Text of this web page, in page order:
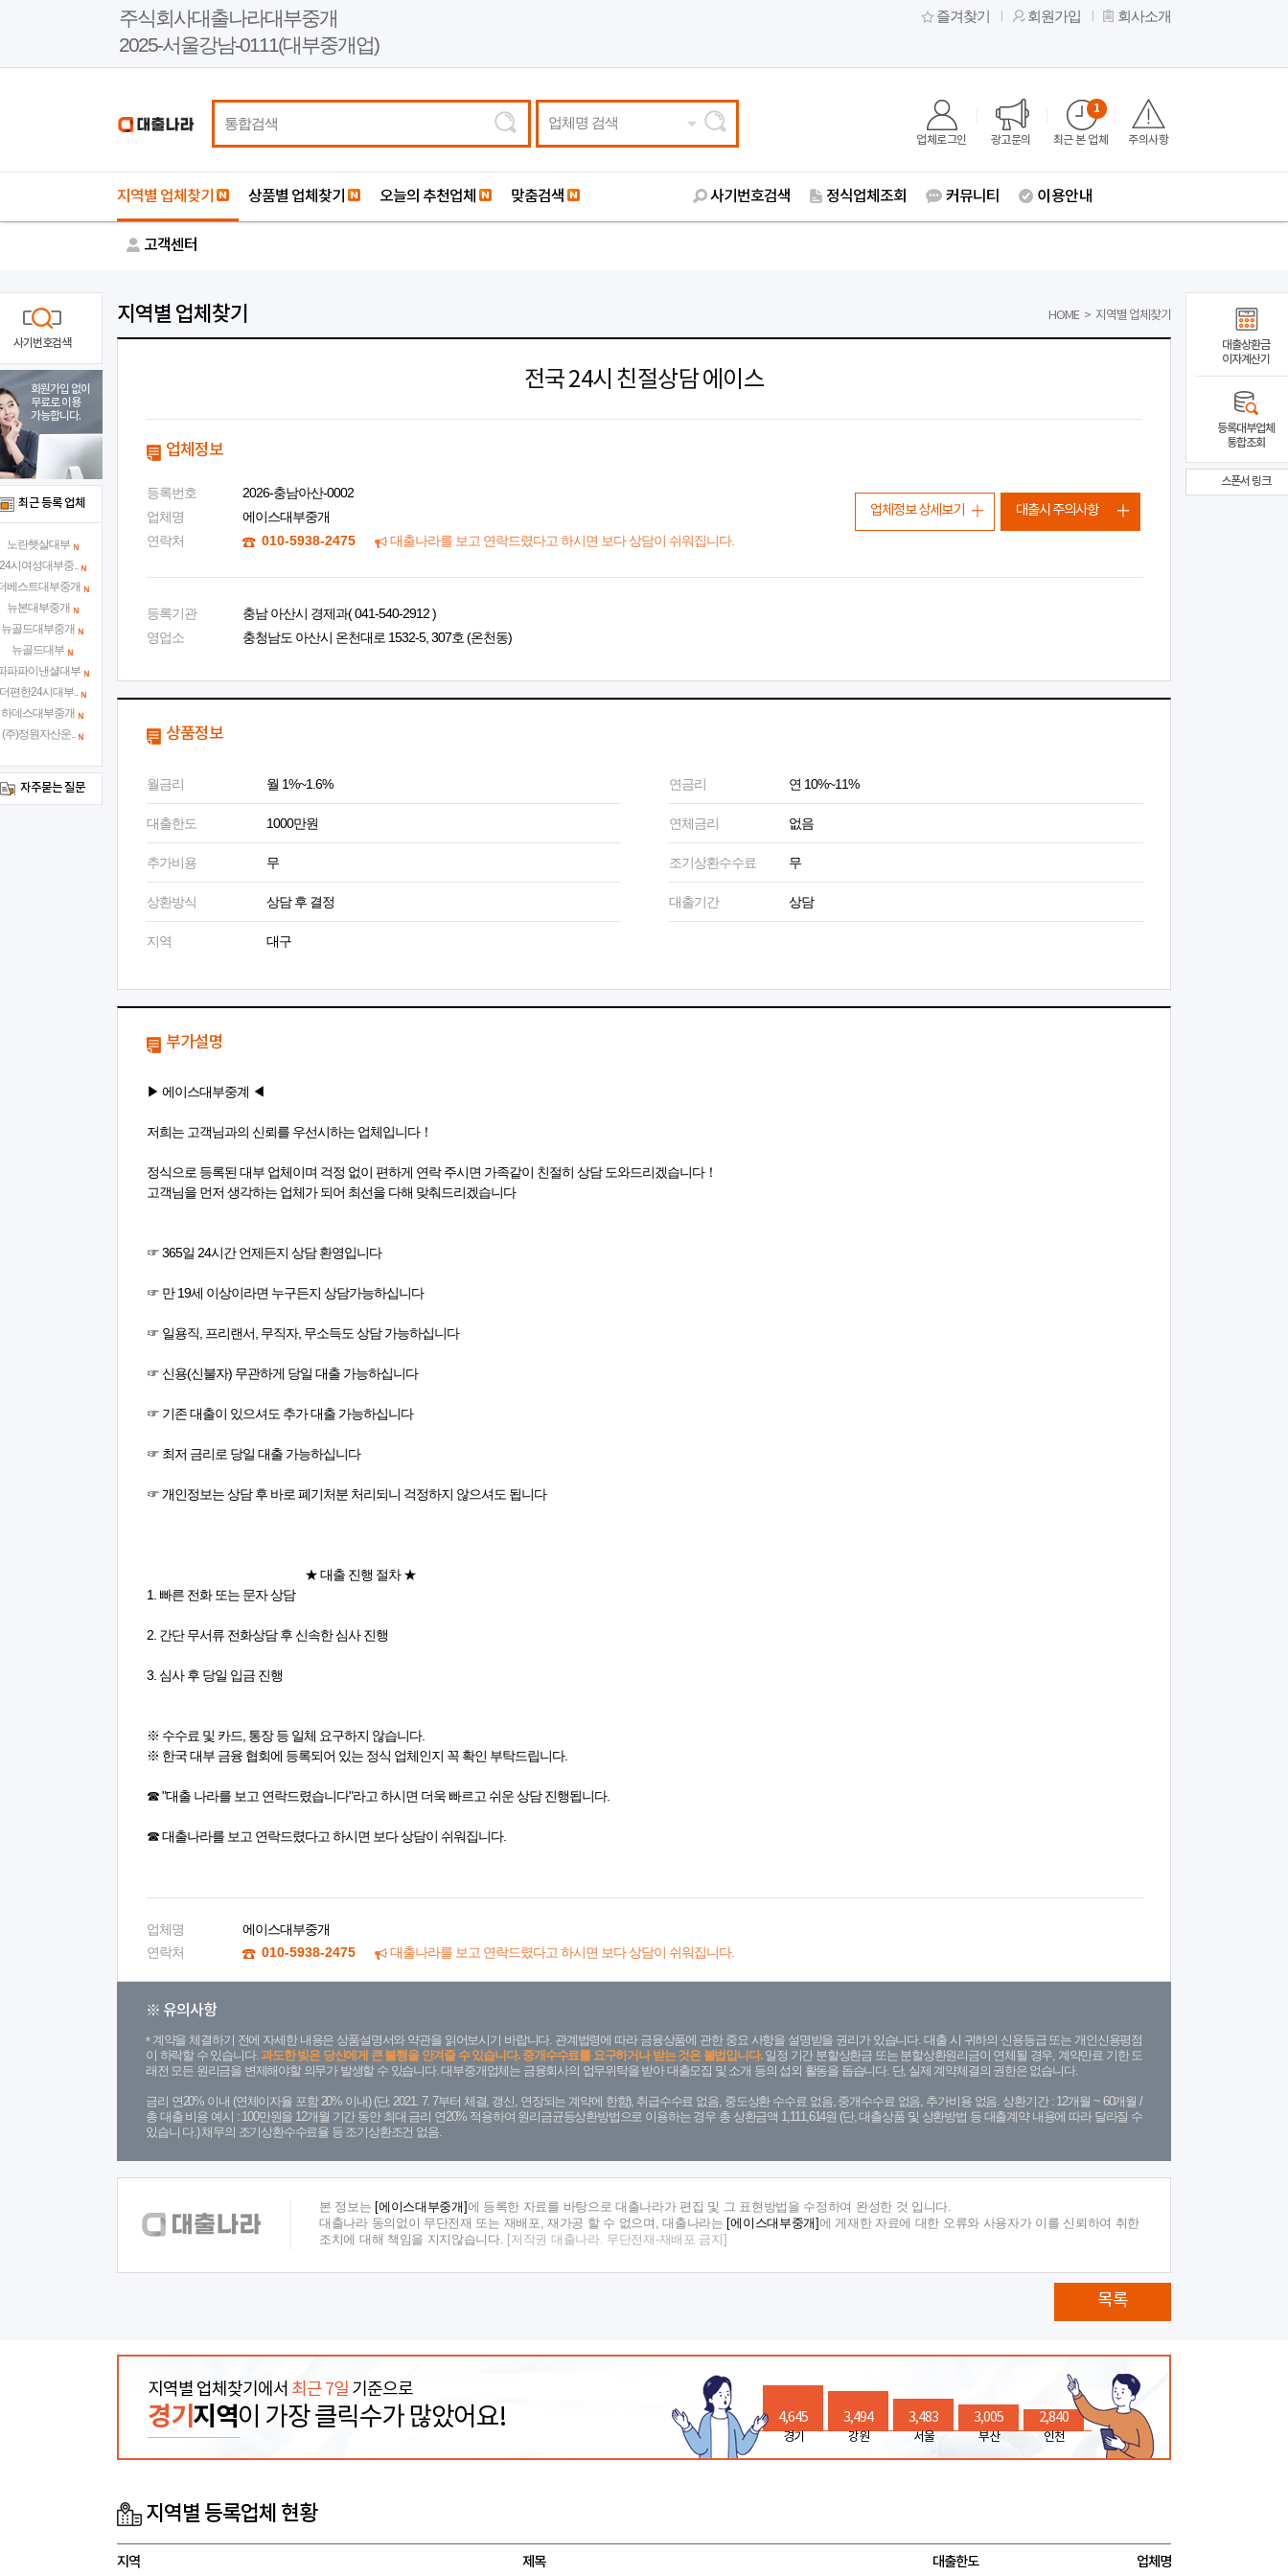
주식회사대출나라대부중개
2025-서울강남-0111(대부중개업)
즐겨찾기 회원가입 회사소개
업체명 검색
업체로그인 광고문의 최근 본 업체
1
주의사항
지역별 업체찾기 상품별 업체찾기 오늘의 추천업체 맞춤검색 사기번호검색 정식업체조회 커뮤니티 이용안내
고객센터
지역별 업체찾기 HOME > 지역별 업체찾기
전국 24시 친절상담 에이스
업체정보
등록번호
2026-충남아산-0002
업체명
에이스대부중개
연락처
010-5938-2475 대출나라를 보고 연락드렸다고 하시면 보다 상담이 쉬워집니다.
등록기관
충남 아산시 경제과( 041-540-2912 )
영업소
충청남도 아산시 온천대로 1532-5, 307호 (온천동)
업체정보 상세보기 대출시 주의사항
상품정보
월금리 월 1%~1.6% 연금리 연 10%~11%
대출한도 1000만원 연체금리 없음
추가비용 무 조기상환수수료 무
상환방식 상담 후 결정 대출기간 상담
지역 대구
부가설명
▶ 에이스대부중계 ◀
저희는 고객님과의 신뢰를 우선시하는 업체입니다！
정식으로 등록된 대부 업체이며 걱정 없이 편하게 연락 주시면 가족같이 친절히 상담 도와드리겠습니다！
고객님을 먼저 생각하는 업체가 되어 최선을 다해 맞춰드리겠습니다
☞ 365일 24시간 언제든지 상담 환영입니다
☞ 만 19세 이상이라면 누구든지 상담가능하십니다
☞ 일용직, 프리랜서, 무직자, 무소득도 상담 가능하십니다
☞ 신용(신불자) 무관하게 당일 대출 가능하십니다
☞ 기존 대출이 있으셔도 추가 대출 가능하십니다
☞ 최저 금리로 당일 대출 가능하십니다
☞ 개인정보는 상담 후 바로 폐기처분 처리되니 걱정하지 않으셔도 됩니다
★ 대출 진행 절차 ★
1. 빠른 전화 또는 문자 상담
2. 간단 무서류 전화상담 후 신속한 심사 진행
3. 심사 후 당일 입금 진행
※ 수수료 및 카드, 통장 등 일체 요구하지 않습니다.
※ 한국 대부 금융 협회에 등록되어 있는 정식 업체인지 꼭 확인 부탁드립니다.
☎ "대출 나라를 보고 연락드렸습니다"라고 하시면 더욱 빠르고 쉬운 상담 진행됩니다.
☎ 대출나라를 보고 연락드렸다고 하시면 보다 상담이 쉬워집니다.
업체명
에이스대부중개
연락처
010-5938-2475 대출나라를 보고 연락드렸다고 하시면 보다 상담이 쉬워집니다.
※ 유의사항
계약을 체결하기 전에 자세한 내용은 상품설명서와 약관을 읽어보시기 바랍니다. 관계법령에 따라 금융상품에 관한 중요 사항을 설명받을 권리가 있습니다. 대출 시 귀하의 신용등급 또는 개인신용평점
이 하락할 수 있습니다.과도한 빚은 당신에게 큰 불행을 안겨줄 수 있습니다. 중개수수료를 요구하거나 받는 것은 불법입니다.일정 기간 분할상환금 또는 분할상환원리금이 연체될 경우, 계약만료 기한 도
래전 모든 원리금을 변제해야할 의무가 발생할 수 있습니다. 대부중개업체는 금융회사의 업무위탁을 받아 대출모집 및 소개 등의 섭외 활동을 돕습니다. 단, 실제 계약체결의 권한은 없습니다.
금리 연20% 이내 (연체이자율 포함 20% 이내) (단, 2021. 7. 7부터 체결, 갱신, 연장되는 계약에 한함), 취급수수료 없음, 중도상환 수수료 없음, 중개수수료 없음, 추가비용 없음. 상환기간 : 12개월 ~ 60개월 /
총 대출 비용 예시 : 100만원을 12개월 기간 동안 최대 금리 연20% 적용하여 원리금균등상환방법으로 이용하는 경우 총 상환금액 1,111,614원 (단, 대출상품 및 상환방법 등 대출계약 내용에 따라 달라질 수
있습니 다.) 채무의 조기상환수수료율 등 조기상환조건 없음.
본 정보는 [에이스대부중개] 에 등록한 자료를 바탕으로 대출나라가 편집 및 그 표현방법을 수정하여 완성한 것 입니다.
대출나라 동의없이 무단전재 또는 재배포, 재가공 할 수 없으며, 대출나라는 [에이스대부중개] 에 게재한 자료에 대한 오류와 사용자가 이를 신뢰하여 취한
조치에 대해 책임을 지지않습니다.
[저작권 대출나라. 무단전재-재배포 금지]
목록
지역별 업체찾기에서 최근 7일 기준으로
경기 지역이 가장 클릭수가 많았어요! 4,645
경기
3,494
강원
3,483
서울
3,005
부산
2,840
인천
지역별 등록업체 현황
지역 제목 대출한도 업체명
사기번호검색
회원가입 없이
무료로 이용
가능합니다.
최근 등록 업체
노란햇살대부
시여성대부중..
베스트대부중개
뉴본대부중개
뉴골드대부중개
뉴골드대부
파파이낸셜대부
편한24시대부..
하데스대부중개
(주)정원자산운..
자주묻는 질문
대출상환금
이자계산기
등록대부업체
통합조회
스폰서 링크